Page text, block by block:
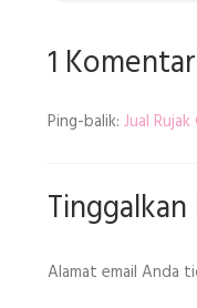
1 Komentar
Ping-balik: Jual
Tinggalkan
Alamat email Anda